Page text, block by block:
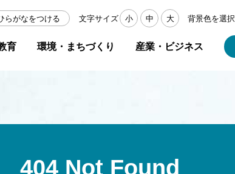
らがなをつける 文字サイズ 小 中 大 背景色を選択
育 環境・まちづくり 産業・ビジネス
404 Not Found